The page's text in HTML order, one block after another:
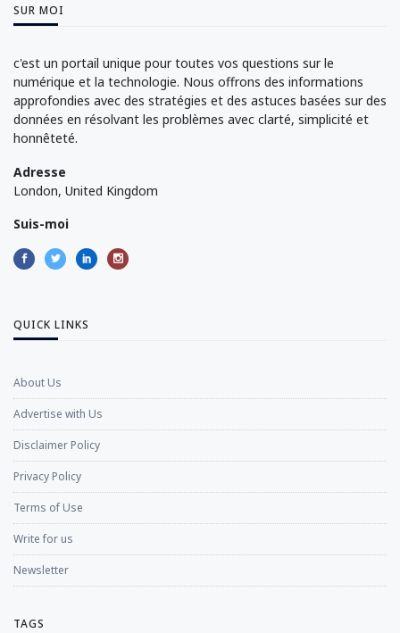
SUR MOI
c'est un portail unique pour toutes vos questions sur le
numérique et la technologie. Nous offrons des informations
approfondies avec des stratégies et des astuces basées sur des
données en résolvant les problèmes avec clarté, simplicité et
honnêteté.
Adresse
London, United Kingdom
Suis-moi
QUICK LINKS
About Us
Advertise with Us
Disclaimer Policy
Privacy Policy
Terms of Use
Write for us
Newsletter
TAGS